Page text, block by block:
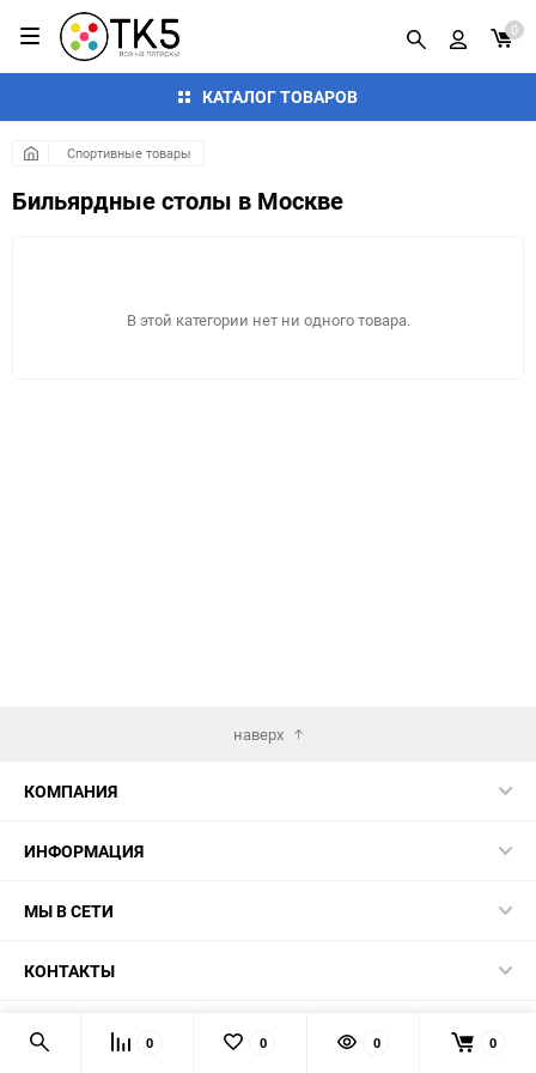
КАТАЛОГ ТОВАРОВ
0
Спортивные товары
Бильярдные столы в Москве
В этой категории нет ни одного товара.
наверх
КОМПАНИЯ
ИНФОРМАЦИЯ
МЫ В СЕТИ
КОНТАКТЫ
© 2026 TK5.RU
0 0 0 0